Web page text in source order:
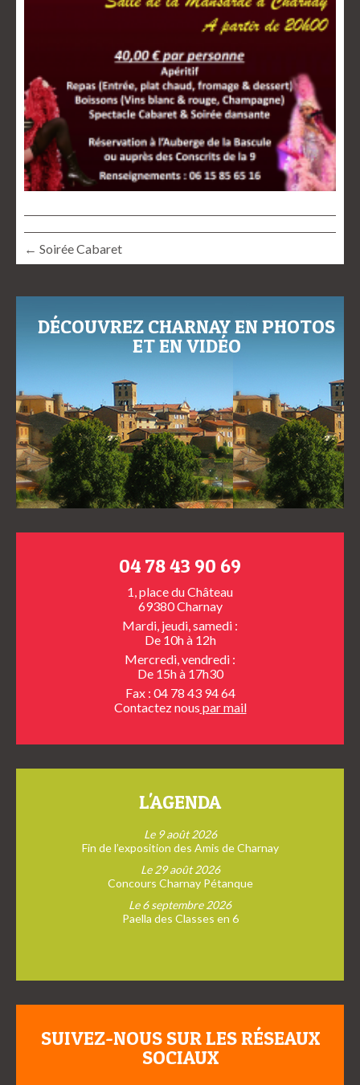
← Soirée Cabaret
DÉCOUVREZ CHARNAY EN PHOTOS
ET EN VIDÉO
04 78 43 90 69
1, place du Château
69380 Charnay
Mardi, jeudi, samedi :
De 10h à 12h
Mercredi, vendredi :
De 15h à 17h30
Fax : 04 78 43 94 64
Contactez nous par mail
L'AGENDA
Le 9 août 2026
Fin de l’exposition des Amis de Charnay
Le 29 août 2026
Concours Charnay Pétanque
Le 6 septembre 2026
Paella des Classes en 6
SUIVEZ-NOUS SUR LES RÉSEAUX
SOCIAUX